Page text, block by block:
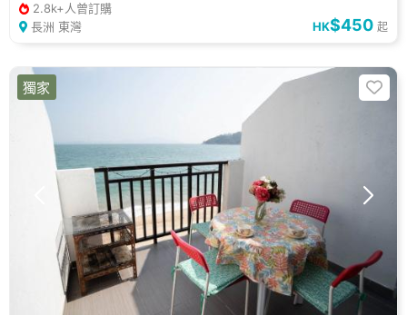
2.8k+人曾訂購
長洲 東灣
HK$450 起
獨家